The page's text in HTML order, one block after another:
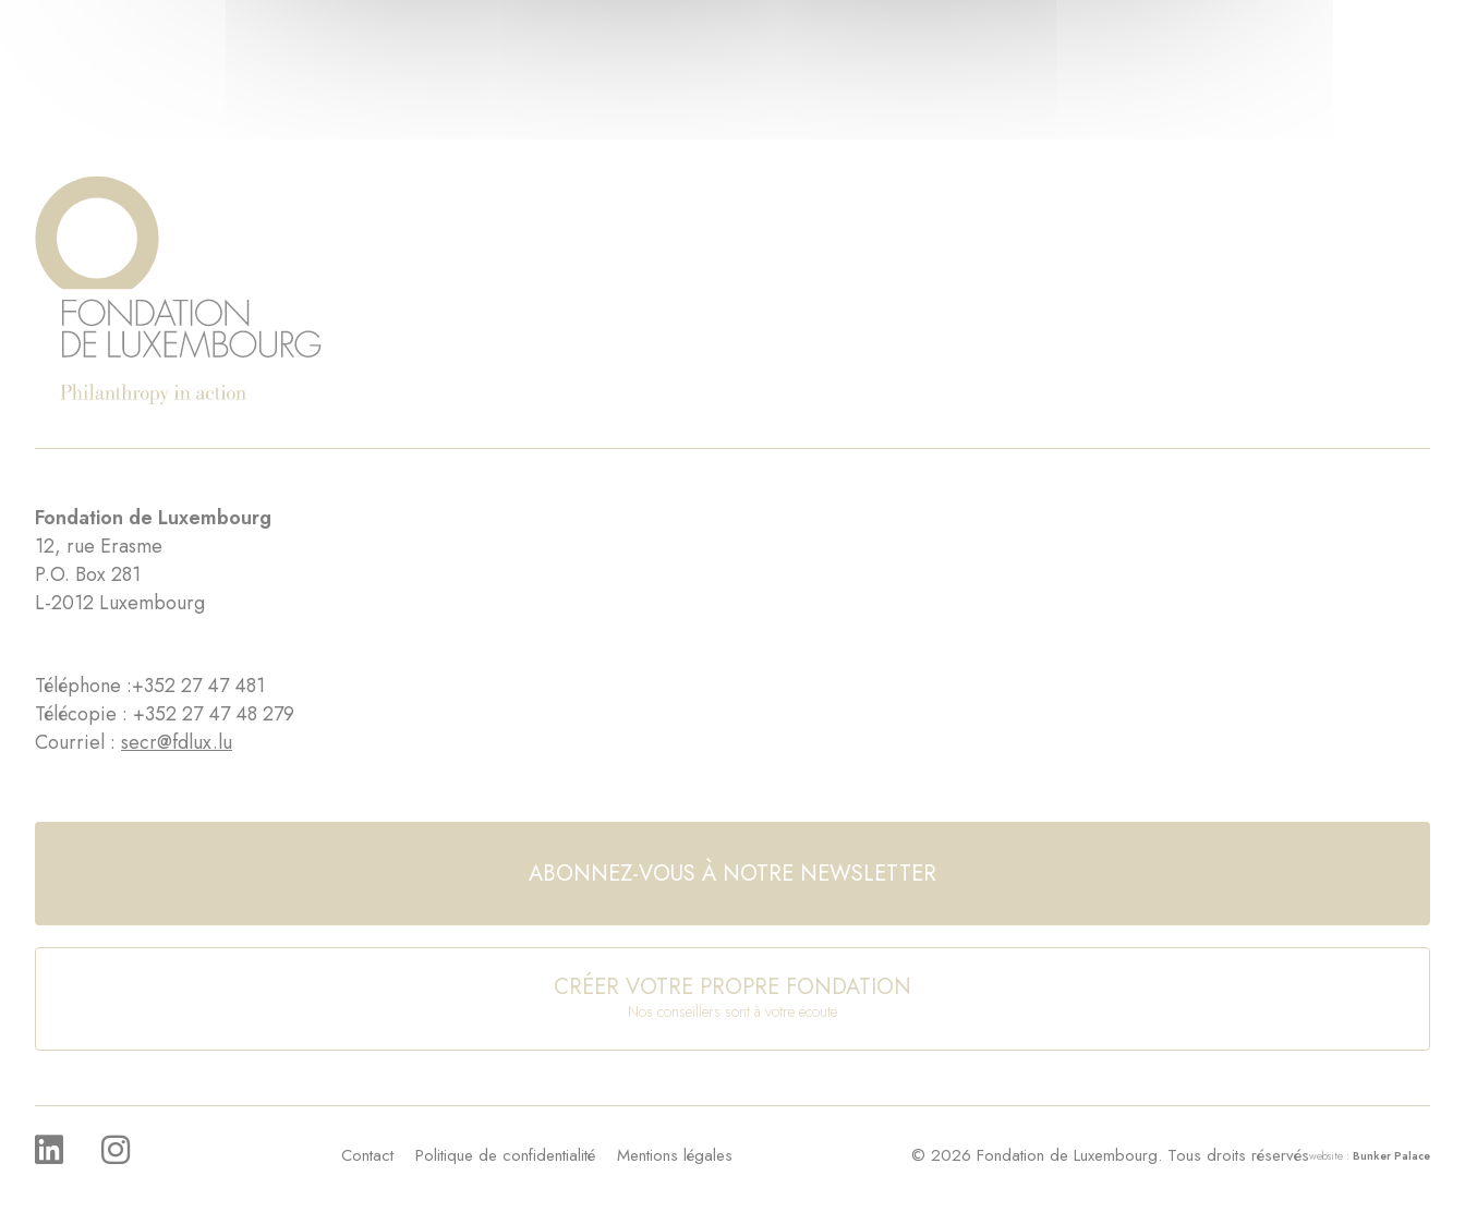
Fondation de Luxembourg
12, rue Erasme
P.O. Box 281
L-2012 Luxembourg
Téléphone :+352 27 47 481
Télécopie : +352 27 47 48 279
Courriel : secr@fdlux.lu
ABONNEZ-VOUS À NOTRE NEWSLETTER
CRÉER VOTRE PROPRE FONDATION
Nos conseillers sont à votre écoute
Contact Politique de confidentialité Mentions légales © 2026 Fondation de Luxembourg. Tous droits réservéswebsite : Bunker Palace